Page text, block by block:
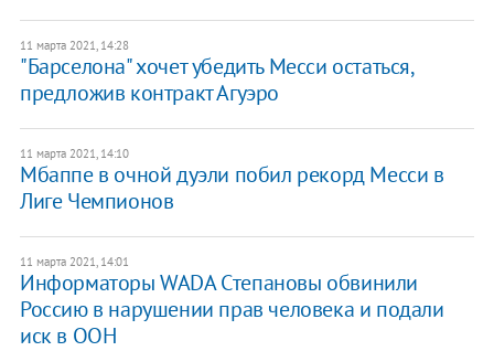
11 марта 2021, 14:28
"Барселона" хочет убедить Месси остаться,
предложив контракт Агуэро
11 марта 2021, 14:10
Мбаппе в очной дуэли побил рекорд Месси в
Лиге Чемпионов
11 марта 2021, 14:01
Информаторы WADA Cтепановы обвинили
Россию в нарушении прав человека и подали
иск в ООН